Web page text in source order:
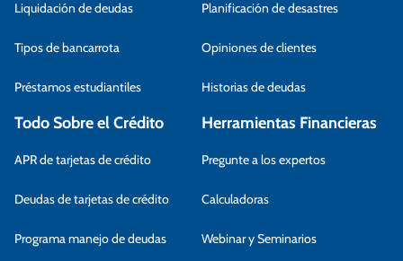
Liquidación de deudas
Tipos de bancarrota
Préstamos estudiantiles
Planificación de desastres
Opiniones de clientes
Historias de deudas
Todo Sobre el Crédito
APR de tarjetas de crédito
Deudas de tarjetas de crédito
Programa manejo de deudas
Herramientas Financieras
Pregunte a los expertos
Calculadoras
Webinar y Seminarios